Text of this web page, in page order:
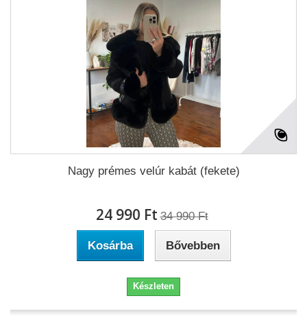
Nagy prémes velúr kabát (fekete)
24 990 Ft‎ 34 990 Ft‎
Kosárba Bővebben
Készleten